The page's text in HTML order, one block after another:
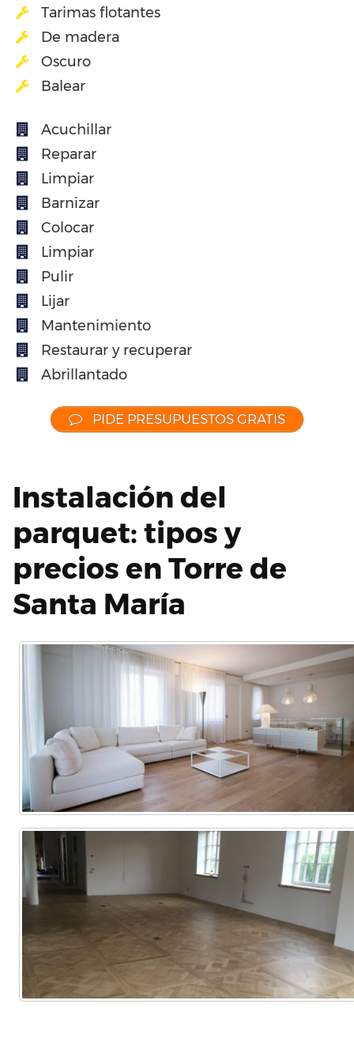
Tarimas flotantes
De madera
Oscuro
Balear
Acuchillar
Reparar
Limpiar
Barnizar
Colocar
Limpiar
Pulir
Lijar
Mantenimiento
Restaurar y recuperar
Abrillantado
PIDE PRESUPUESTOS GRATIS
Instalación del
parquet: tipos y
precios en Torre de
Santa María